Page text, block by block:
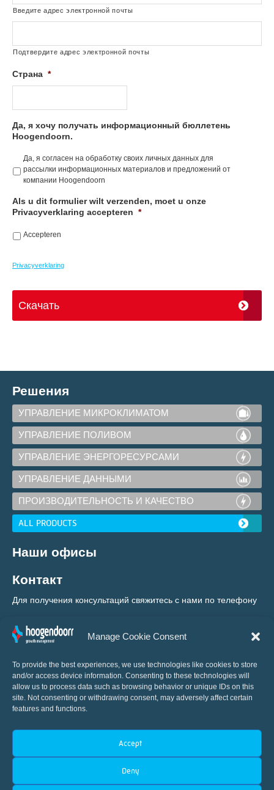
Manage Cookie Consent
To provide the best experiences, we use technologies like cookies to store
and/or access device information. Consenting to these technologies will
allow us to process data such as browsing behavior or unique IDs on this
site. Not consenting or withdrawing consent, may adversely affect certain
features and functions.
Accept
Deny
Введите адрес электронной почты
Подтвердите адрес электронной почты
Страна *
Да, я хочу получать информационный бюллетень
Hoogendoorn.
Да, я согласен на обработку своих личных данных для
рассылки информационных материалов и предложений от
компании Hoogendoorn
Als u dit formulier wilt verzenden, moet u onze
Privacyverklaring accepteren *
Accepteren
Privacyverklaring
Решения
УПРАВЛЕНИЕ МИКРОКЛИМАТОМ
УПРАВЛЕНИЕ ПОЛИВОМ
УПРАВЛЕНИЕ ЭНЕРГОРЕСУРСАМИ
УПРАВЛЕНИЕ ДАННЫМИ
ПРОИЗВОДИТЕЛЬНОСТЬ И КАЧЕСТВО
ALL PRODUCTS
Наши офисы
Контакт
Для получения консультаций свяжитесь с нами по телефону
+31 (0) 10 460 80 80
Мировой новатор в области
автоматизации систем управления теплицами